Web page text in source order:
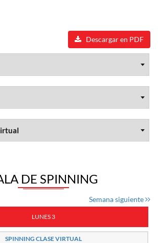
Descargar en PDF
DE SPINNING
Semana siguiente
LUNES 3
SPINNING CLASE VIRTUAL